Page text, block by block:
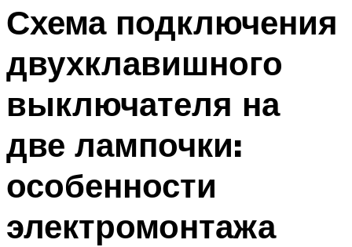
Меню
Схема подключения
двухклавишного
выключателя на
две лампочки:
особенности
электромонтажа